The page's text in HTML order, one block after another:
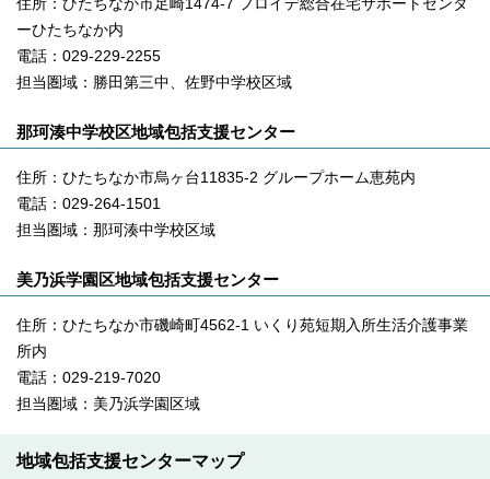
住所：ひたちなか市足崎1474-7 フロイデ総合在宅サポートセンタ
ーひたちなか内
電話：029-229-2255
担当圏域：勝田第三中、佐野中学校区域
那珂湊中学校区地域包括支援センター
住所：ひたちなか市烏ヶ台11835-2 グループホーム恵苑内
電話：029-264-1501
担当圏域：那珂湊中学校区域
美乃浜学園区地域包括支援センター
住所：ひたちなか市磯崎町4562-1 いくり苑短期入所生活介護事業
所内
電話：029-219-7020
担当圏域：美乃浜学園区域
地域包括支援センターマップ